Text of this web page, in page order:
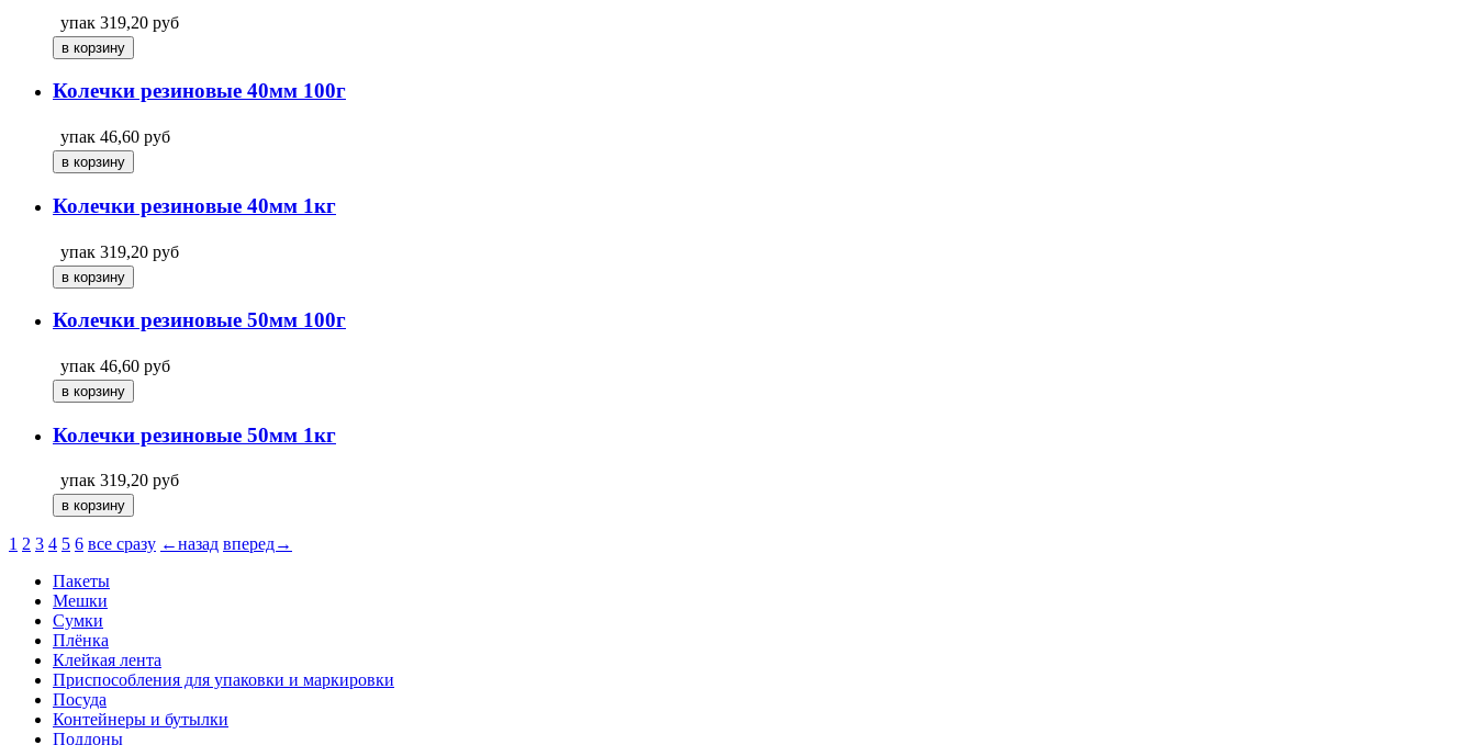
упак 319,20 руб
Колечки резиновые 40мм 100г
упак 46,60 руб
Колечки резиновые 40мм 1кг
упак 319,20 руб
Колечки резиновые 50мм 100г
упак 46,60 руб
Колечки резиновые 50мм 1кг
упак 319,20 руб
1 2 3 4 5 6 все сразу ←назад вперед→
Пакеты
Мешки
Сумки
Плёнка
Клейкая лента
Приспособления для упаковки и маркировки
Посуда
Контейнеры и бутылки
Поддоны